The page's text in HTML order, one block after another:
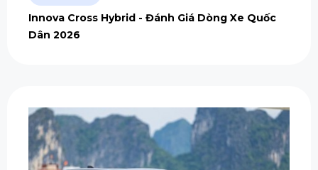
Innova Cross Hybrid - Đánh Giá Dòng Xe Quốc
Dân 2026